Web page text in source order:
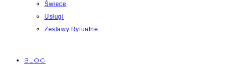
Świece
Usługi
Zestawy Rytualne
BLOG